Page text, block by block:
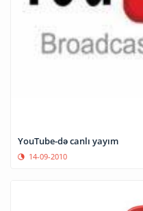
YouTube-də canlı yayım
14-09-2010